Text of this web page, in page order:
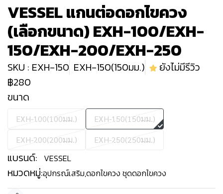
VESSEL แกนต่อดอกไขควง
(เลือกขนาด) EXH-100/EXH-
150/EXH-200/EXH-250
SKU : EXH-150 EXH-150(150มม.)
ยังไม่มีรีวิว
฿280
ขนาด
EXH-100(100มม.)
EXH-150(150มม.)
EXH-200(200มม.)
EXH-250(250มม.)
แบรนด์: VESSEL
หมวดหมู่:อุปกรณ์เสริม,ดอกไขควง ชุดดอกไขควง